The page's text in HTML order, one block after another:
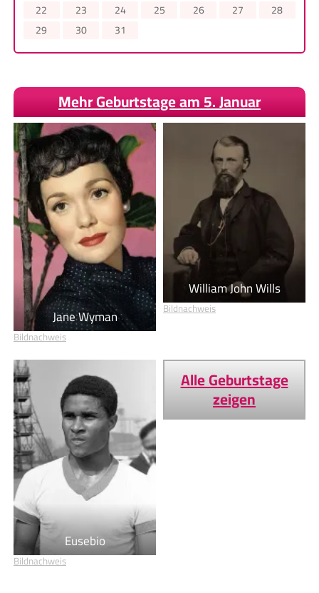
22
23 24 25 26 27
28
29
30 31
Mehr Geburtstage am 5. Januar
Jane Wyman
Bildnachweis
William John Wills
Bildnachweis
Eusebio
Bildnachweis
Alle Geburtstage
zeigen